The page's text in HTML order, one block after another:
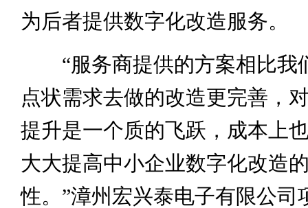
为后者提供数字化改造服务。
“服务商提供的方案相比我
点状需求去做的改造更完善，
提升是一个质的飞跃，成本上
大大提高中小企业数字化改造
性。”漳州宏兴泰电子有限公司